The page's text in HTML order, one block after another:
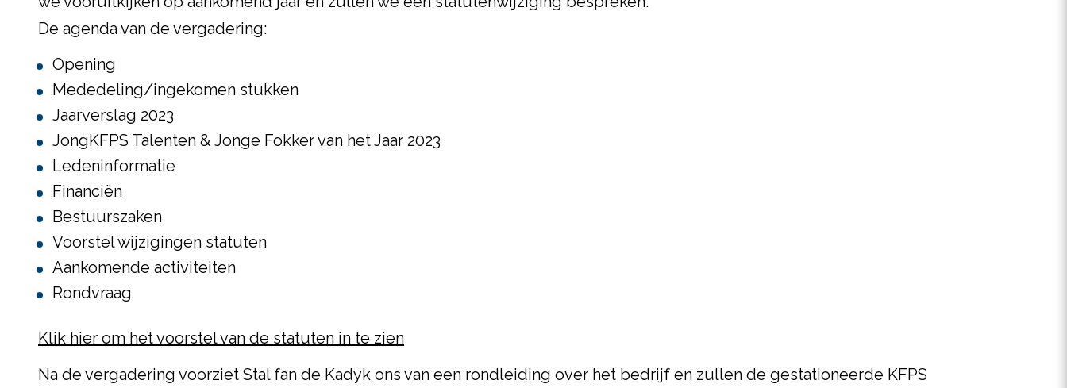
De agenda van de vergadering:
Opening
Mededeling/ingekomen stukken
Jaarverslag 2023
JongKFPS Talenten & Jonge Fokker van het Jaar 2023
Ledeninformatie
Financiën
Bestuurszaken
Voorstel wijzigingen statuten
Aankomende activiteiten
Rondvraag
Klik hier om het voorstel van de statuten in te zien
Na de vergadering voorziet Stal fan de Kadyk ons van een rondleiding over het bedrijf en zullen de gestationeerde KFPS